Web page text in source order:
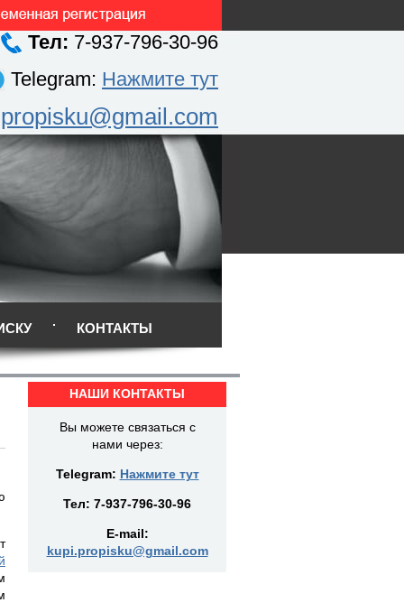
Тел: 7-937-796-30-96
Telegram: Нажмите тут
КОНТАКТЫ
НАШИ КОНТАКТЫ
Вы можете связаться с
нами через:
Telegram: Нажмите тут
Тел: 7-937-796-30-96
E-mail:
kupi.propisku@gmail.com